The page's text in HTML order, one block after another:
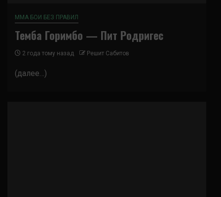
ММА БОИ БЕЗ ПРАВИЛ
Темба Горимбо — Пит Родригес
2 года тому назад Решит Сабитов
(далее…)